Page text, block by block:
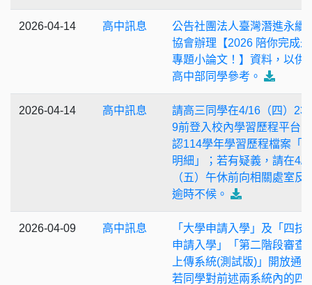
2026-04-14 高中訊息
公告社團法人臺灣潛進永續
協會辦理【2026 陪你完成
專題小論文！】資料，以供
高中部同學參考。
2026-04-14 高中訊息
請高三同學在4/16（四）23
9前登入校內學習歷程平台
認114學年學習歷程檔案「
明細」；若有疑義，請在4/
（五）午休前向相關處室反
逾時不候。
2026-04-09 高中訊息
「大學申請入學」及「四技
申請入學」「第二階段審查
上傳系統(測試版)」開放通
若同學對前述兩系統內的四